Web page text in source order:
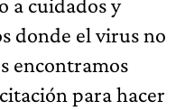
donde el virus no
encontramos
para hacer